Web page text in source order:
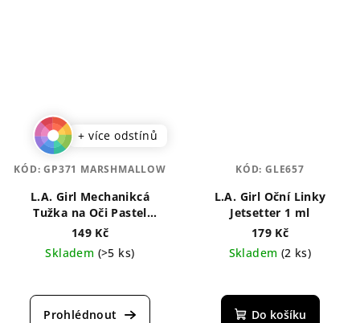
+ více odstínů
L.A. Girl Mechanikcá
Tužka na Oči Pastel
Dream 1,2 g
149 Kč
Skladem (>5 ks)
hodnocení
produktu
KÓD:GP371 MARSHMALLOW
L.A. Girl Oční Linky
Jetsetter 1 ml
179 Kč
Skladem (2 ks)
Do košíku
KÓD:GLE657